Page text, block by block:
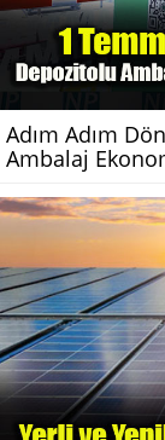
Adım Adım
Ambalaj